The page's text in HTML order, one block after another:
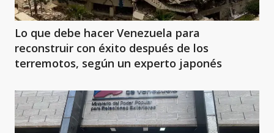
Lo que debe hacer Venezuela para
reconstruir con éxito después de los
terremotos, según un experto japonés